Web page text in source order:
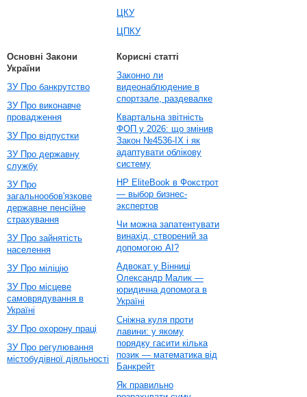
ЦКУ
ЦПКУ
Основні Закони
України
ЗУ Про банкрутство
ЗУ Про виконавче
провадження
ЗУ Про відпустки
ЗУ Про державну
службу
ЗУ Про
загальнообов'язкове
державне пенсійне
страхування
ЗУ Про зайнятість
населення
ЗУ Про міліцію
ЗУ Про місцеве
самоврядування в
Україні
ЗУ Про охорону праці
ЗУ Про регулювання
містобудівної діяльності
Корисні статті
Законно ли
видеонаблюдение в
спортзале, раздевалке
Квартальна звітність
ФОП у 2026: що змінив
Закон №4536-IX і як
адаптувати облікову
систему
HP EliteBook в Фокстрот
— выбор бизнес-
экспертов
Чи можна запатентувати
винахід, створений за
допомогою AI?
Адвокат у Вінниці
Олександр Малик —
юридична допомога в
Україні
Сніжна куля проти
лавини: у якому
порядку гасити кілька
позик — математика від
Банкрейт
Як правильно